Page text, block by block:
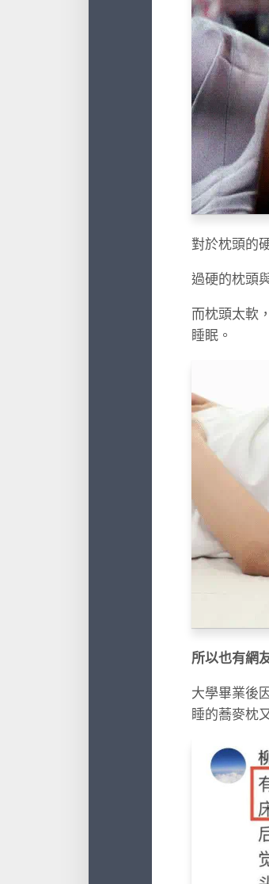
對於枕頭的
過硬的枕頭
而枕頭太軟
睡眠。
所以也有網
大學畢業後
睡的蕎麥枕